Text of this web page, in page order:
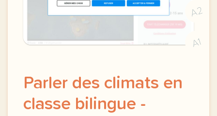
A2
A1
Parler des climats en
classe bilingue -